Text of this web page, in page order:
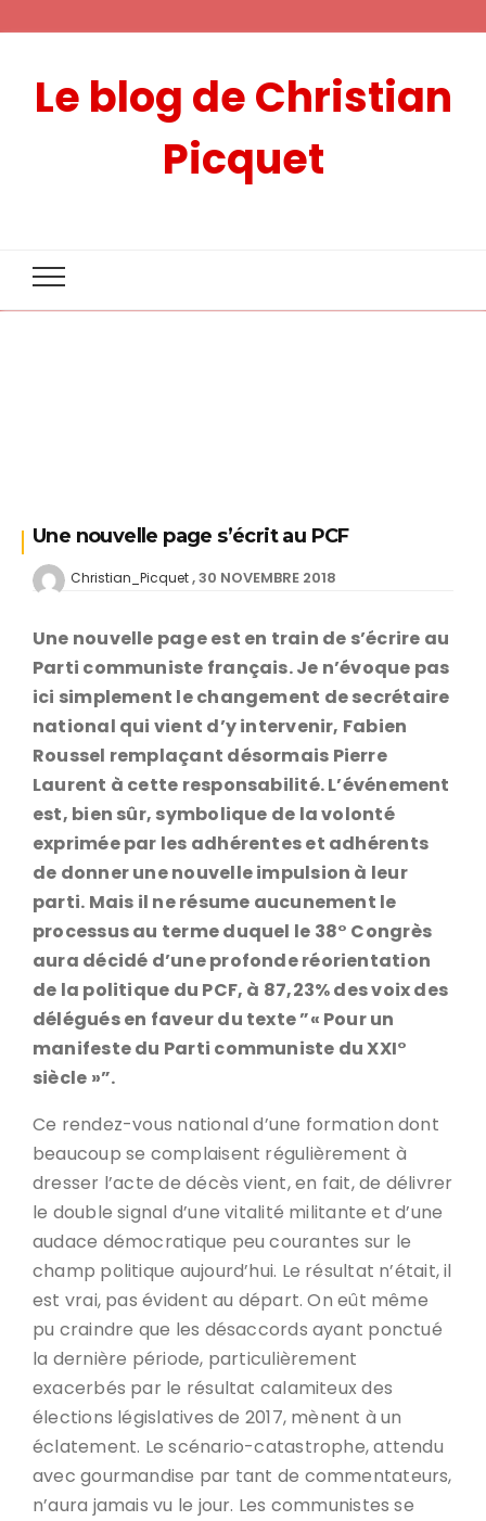
Le blog de Christian
Picquet
Une nouvelle page s’écrit au PCF
Christian_Picquet 30 NOVEMBRE 2018
Une nouvelle page est en train de s’écrire au
Parti communiste français. Je n’évoque pas
ici simplement le changement de secrétaire
national qui vient d’y intervenir, Fabien
Roussel remplaçant désormais Pierre
Laurent à cette responsabilité. L’événement
est, bien sûr, symbolique de la volonté
exprimée par les adhérentes et adhérents
de donner une nouvelle impulsion à leur
parti. Mais il ne résume aucunement le
processus au terme duquel le 38° Congrès
aura décidé d’une profonde réorientation
de la politique du PCF, à 87,23% des voix des
délégués en faveur du texte ”« Pour un
manifeste du Parti communiste du XXI°
siècle »”.
Ce rendez-vous national d’une formation dont
beaucoup se complaisent régulièrement à
dresser l’acte de décès vient, en fait, de délivrer
le double signal d’une vitalité militante et d’une
audace démocratique peu courantes sur le
champ politique aujourd’hui. Le résultat n’était, il
est vrai, pas évident au départ. On eût même
pu craindre que les désaccords ayant ponctué
la dernière période, particulièrement
exacerbés par le résultat calamiteux des
élections législatives de 2017, mènent à un
éclatement. Le scénario-catastrophe, attendu
avec gourmandise par tant de commentateurs,
n’aura jamais vu le jour. Les communistes se